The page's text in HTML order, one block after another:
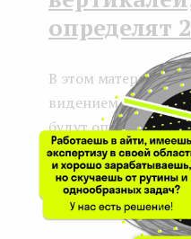
определят
В этом материале
видением на то,
будут определять